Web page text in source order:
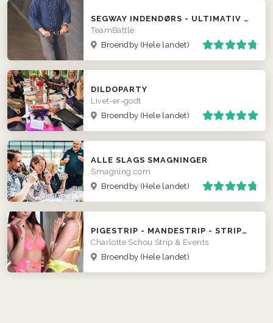
SEGWAY INDENDØRS - ULTIMATIV POLTERABEND EVENT
TeamBattle
Broendby (Hele landet)
DILDOPARTY
Livet-er-godt
Broendby (Hele landet)
ALLE SLAGS SMAGNINGER
Smagning.com
Broendby (Hele landet)
PIGESTRIP - MANDESTRIP - STRIPUNDERVISNING - DOBBELTSHOWS
Charlotte Schou Strip & Events
Broendby (Hele landet)